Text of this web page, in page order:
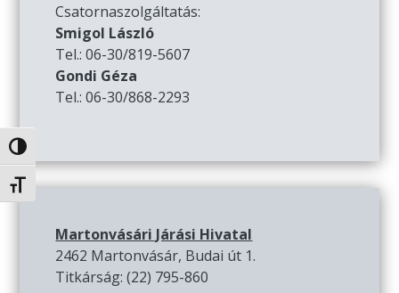
Nagy kontraszt váltása
Betűméret váltása
Csatornaszolgáltatás:
Smigol László
Tel.: 06-30/819-5607
Gondi Géza
Tel.: 06-30/868-2293
Martonvásári Járási Hivatal
2462 Martonvásár, Budai út 1.
Titkárság: (22) 795-860